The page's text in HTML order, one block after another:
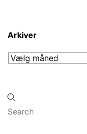
Arkiver
Arkiver